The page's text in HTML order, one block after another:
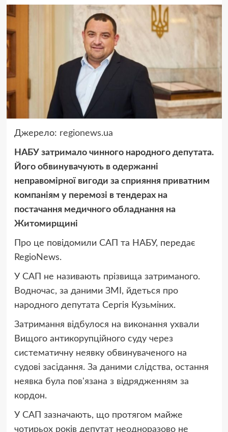
Джерело: regionews.ua
НАБУ затримало чинного народного депутата.
Його обвинувачують в одержанні
неправомірної вигоди за сприяння приватним
компаніям у перемозі в тендерах на
постачання медичного обладнання на
Житомирщині
Про це повідомили САП та НАБУ, передає
RegioNews.
У САП не називають прізвища затриманого.
Водночас, за даними ЗМІ, йдеться про
народного депутата Сергія Кузьміних.
Затримання відбулося на виконання ухвали
Вищого антикорупційного суду через
систематичну неявку обвинуваченого на
судові засідання. За даними слідства, остання
неявка була пов'язана з відрядженням за
кордон.
У САП зазначають, що протягом майже
чотирьох років депутат неодноразово не